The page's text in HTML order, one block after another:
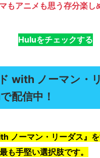
もアニメも思う存分楽し
Huluをチェックする
with ノーマン・
配信中！
ノーマン・リーダス』
も手堅い選択肢です。